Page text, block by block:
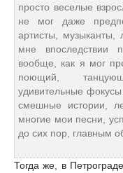
просто веселые
не мог даже
артисты, музыканты,
мне впоследствии
вообще, как я мог
поющий,
удивительные
смешные истории,
многие мои песни,
до сих пор, главным
Тогда же, в